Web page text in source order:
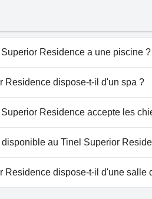
Residence a une piscine ?
Residence n'a pas de piscine.
Residence dispose-t-il d'un spa ?
spa à Tinel Superior Residence.
Residence accepte les
Residence n'accepte pas les
au Tinel Superior
parking à Tinel Superior
Residence dispose-t-il d'une salle